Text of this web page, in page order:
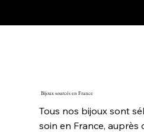
Bijoux sourcés en France
Tous nos bijoux sont
soin en France, auprès